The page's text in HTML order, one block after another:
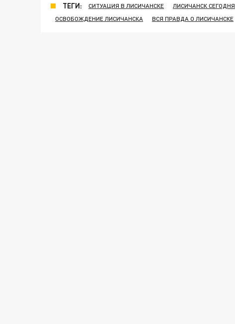
ТЕГИ: СИТУАЦИЯ В ЛИСИЧАНСКЕ ЛИСИЧАНСК СЕГОДНЯ
ОСВОБОЖДЕНИЕ ЛИСИЧАНСКА
ВСЯ ПРАВДА О ЛИСИЧАНСКЕ